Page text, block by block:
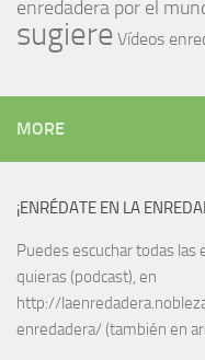
enredadera por el
sugiere Vídeos
MORE
¡ENRÉDATE EN LA
Puedes escuchar todas las
quieras (podcast), en
http://
enredadera/ (también en